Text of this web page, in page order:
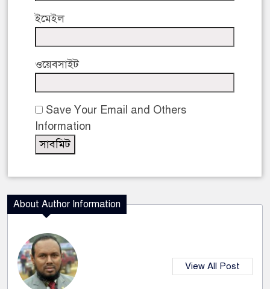
ইমেইল
ওয়েবসাইট
Save Your Email and Others
Information
About Author Information
View All Post